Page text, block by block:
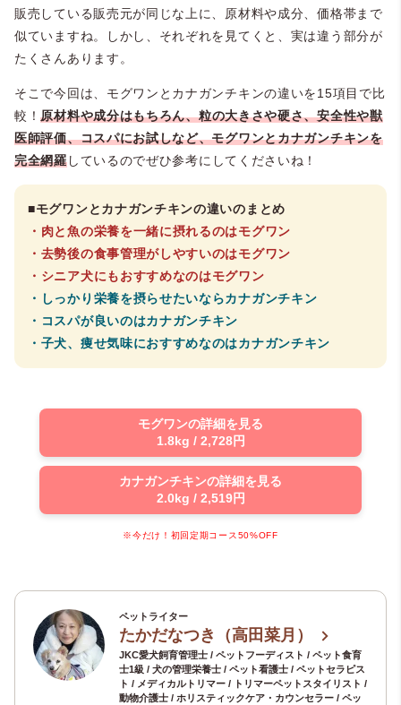
販売している販売元が同じな上に、原材料や成分、価格帯まで
似ていますね。しかし、それぞれを見てくと、実は違う部分が
たくさんあります。
そこで今回は、モグワンとカナガンチキンの違いを15項目で比
較！原材料や成分はもちろん、粒の大きさや硬さ、安全性や獣
医師評価、コスパにお試しなど、モグワンとカナガンチキンを
完全網羅しているのでぜひ参考にしてくださいね！
■モグワンとカナガンチキンの違いのまとめ
・肉と魚の栄養を一緒に摂れるのはモグワン
・去勢後の食事管理がしやすいのはモグワン
・シニア犬にもおすすめなのはモグワン
・しっかり栄養を摂らせたいならカナガンチキン
・コスパが良いのはカナガンチキン
・子犬、痩せ気味におすすめなのはカナガンチキン
モグワンの詳細を見る
1.8kg / 2,728円
カナガンチキンの詳細を見る
2.0kg / 2,519円
※今だけ！初回定期コース50%OFF
ペットライター
たかだなつき（高田菜月）
JKC愛犬飼育管理士 / ペットフーディスト / ペット食育
士1級 / 犬の管理栄養士 / ペット看護士 / ペットセラピス
ト / メディカルトリマー / トリマーペットスタイリスト /
動物介護士 / ホリスティックケア・カウンセラー / ペッ